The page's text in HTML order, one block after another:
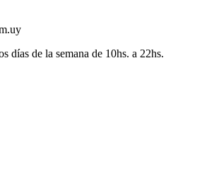
días de la semana de 10hs. a 22hs.